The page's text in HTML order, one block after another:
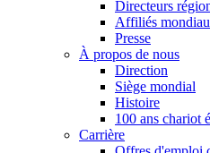
Directeurs
Affiliés
Presse
À propos de nous
Direction
Siège mondial
Histoire
100 ans chariot
Carrière